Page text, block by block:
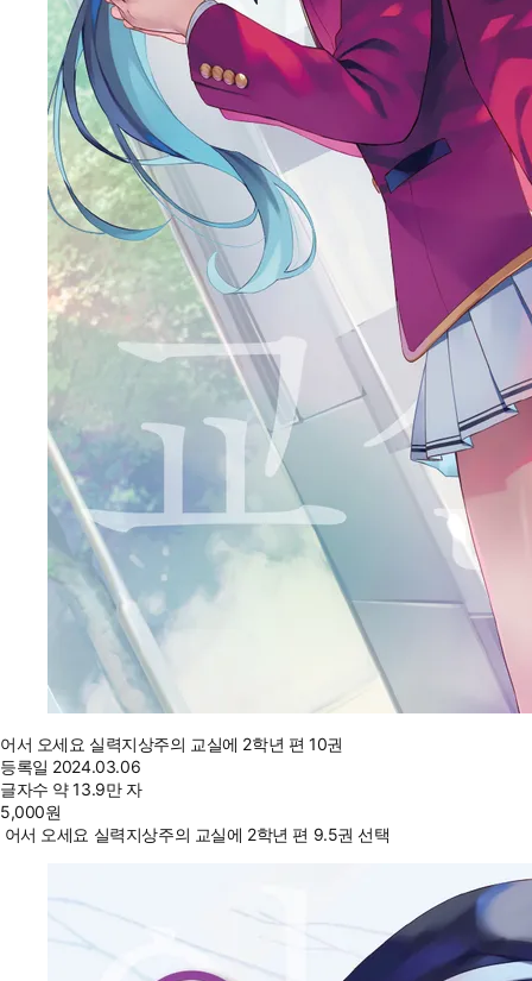
어서 오세요 실력지상주의 교실에 2학년 편 10권
등록일 2024.03.06
글자수 약 13.9만 자
5,000원
어서 오세요 실력지상주의 교실에 2학년 편 9.5권 선택